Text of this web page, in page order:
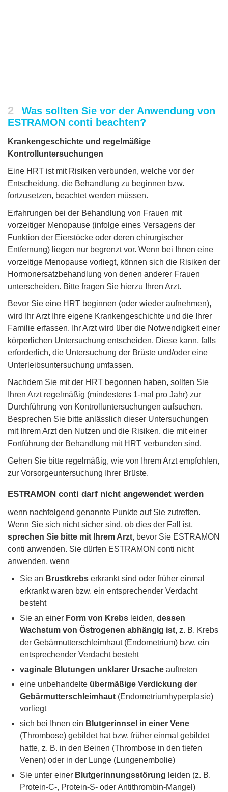
2
Was sollten Sie vor der Anwendung von
ESTRAMON conti beachten?
Krankengeschichte und regelmäßige
Kontrolluntersuchungen
Eine HRT ist mit Risiken verbunden, welche vor der
Entscheidung, die Behandlung zu beginnen bzw.
fortzusetzen, beachtet werden müssen.
Erfahrungen bei der Behandlung von Frauen mit
vorzeitiger Menopause (infolge eines Versagens der
Funktion der Eierstöcke oder deren chirurgischer
Entfernung) liegen nur begrenzt vor. Wenn bei Ihnen eine
vorzeitige Menopause vorliegt, können sich die Risiken der
Hormonersatzbehandlung von denen anderer Frauen
unterscheiden. Bitte fragen Sie hierzu Ihren Arzt.
Bevor Sie eine HRT beginnen (oder wieder aufnehmen),
wird Ihr Arzt Ihre eigene Krankengeschichte und die Ihrer
Familie erfassen. Ihr Arzt wird über die Notwendigkeit einer
körperlichen Untersuchung entscheiden. Diese kann, falls
erforderlich, die Untersuchung der Brüste und/oder eine
Unterleibsuntersuchung umfassen.
Nachdem Sie mit der HRT begonnen haben, sollten Sie
Ihren Arzt regelmäßig (mindestens 1-mal pro Jahr) zur
Durchführung von Kontrolluntersuchungen aufsuchen.
Besprechen Sie bitte anlässlich dieser Untersuchungen
mit Ihrem Arzt den Nutzen und die Risiken, die mit einer
Fortführung der Behandlung mit HRT verbunden sind.
Gehen Sie bitte regelmäßig, wie von Ihrem Arzt empfohlen,
zur Vorsorgeuntersuchung Ihrer Brüste.
ESTRAMON conti darf nicht angewendet werden
wenn nachfolgend genannte Punkte auf Sie zutreffen.
Wenn Sie sich nicht sicher sind, ob dies der Fall ist,
sprechen Sie bitte mit Ihrem Arzt, bevor Sie ESTRAMON
conti anwenden. Sie dürfen ESTRAMON conti nicht
anwenden, wenn
Sie an Brustkrebs erkrankt sind oder früher einmal
erkrankt waren bzw. ein entsprechender Verdacht
besteht
Sie an einer Form von Krebs leiden, dessen
Wachstum von Östrogenen abhängig ist, z. B. Krebs
der Gebärmutterschleimhaut (Endometrium) bzw. ein
entsprechender Verdacht besteht
vaginale Blutungen unklarer Ursache auftreten
eine unbehandelte übermäßige Verdickung der
Gebärmutterschleimhaut (Endometriumhyperplasie)
vorliegt
sich bei Ihnen ein Blutgerinnsel in einer Vene
(Thrombose) gebildet hat bzw. früher einmal gebildet
hatte, z. B. in den Beinen (Thrombose in den tiefen
Venen) oder in der Lunge (Lungenembolie)
Sie unter einer Blutgerinnungsstörung leiden (z. B.
Protein-C-, Protein-S- oder Antithrombin-Mangel)